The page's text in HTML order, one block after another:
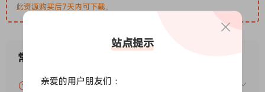
Included Plugins：
Bad Tape 2 – Authentic lo-fi effect with a wealth of quirky
Bass XXL – Laser sharp tool for creating a massive low-
end in seconds.
Bite Harder – Hyper-aggressive bit crusher packed with
此资源购买后7天内可下载。
常见问题
VIP资源或免费资源能否做为商业用途？
站点提示
亲爱的用户朋友们：